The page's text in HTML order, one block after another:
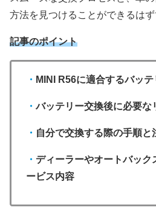
方法を見つけることができるはず
記事のポイント
・ MINI R56に適合するバッ
・バッテリー交換後に必要な
・ 自分で交換する際の手順と
・ ディーラーやオートバック
ービス内容